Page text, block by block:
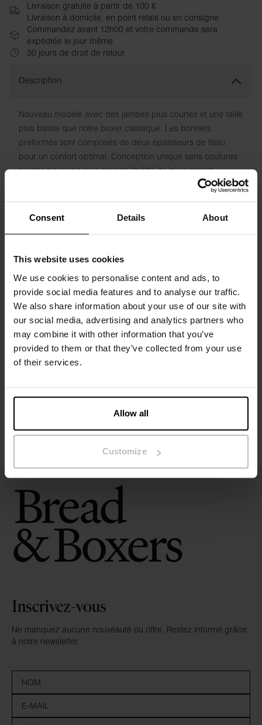
Consent Details About
This website uses cookies
We use cookies to personalise content and ads, to
provide social media features and to analyse our traffic.
We also share information about your use of our site with
our social media, advertising and analytics partners who
may combine it with other information that you’ve
provided to them or that they’ve collected from your use
of their services.
Allow all
Customize
Livraison gratuite à partir de 100 €
Livraison à domicile, en point relais ou en consigne
Commandez avant 12h00 et votre commande sera
expédiée le jour même
30 jours de droit de retour
Description
Nouveau modèle avec des jambes plus courtes et une taille
plus basse que notre boxer classique. Les bonnets
préformés sont composés de deux épaisseurs de tissu
pour un confort optimal. Conception unique sans coutures
au dos pour une plus grande liberté de mouvement.
Fabriqué en coton biologique doux et extensible pour un
taille avec un logo discret sur le côté.
taille M.
Spécification
Guide des tailles
Instructions de lavage
Avis
Inscrivez-vous
Ne manquez aucune nouveauté ou offre. Restez informé grâce
à notre newsletter